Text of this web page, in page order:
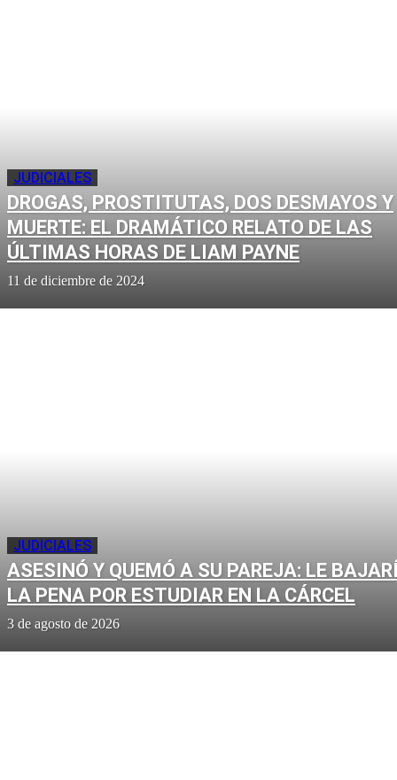
JUDICIALES
DROGAS, PROSTITUTAS, DOS DESMAYOS Y
MUERTE: EL DRAMÁTICO RELATO DE LAS
ÚLTIMAS HORAS DE LIAM PAYNE
11 de diciembre de 2024
JUDICIALES
ASESINÓ Y QUEMÓ A SU PAREJA: LE
LA PENA POR ESTUDIAR EN LA CÁRCEL
3 de agosto de 2026